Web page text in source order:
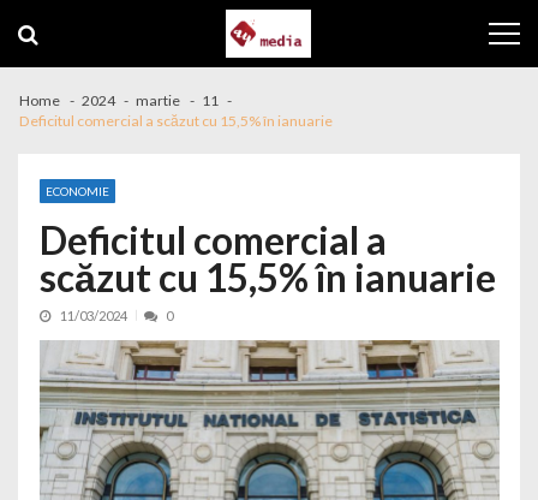
Home 2024 martie
11
Deficitul comercial a scăzut cu 15,5% în ianuarie
ECONOMIE
Deficitul comercial a
scăzut cu 15,5% în ianuarie
11/03/2024 0